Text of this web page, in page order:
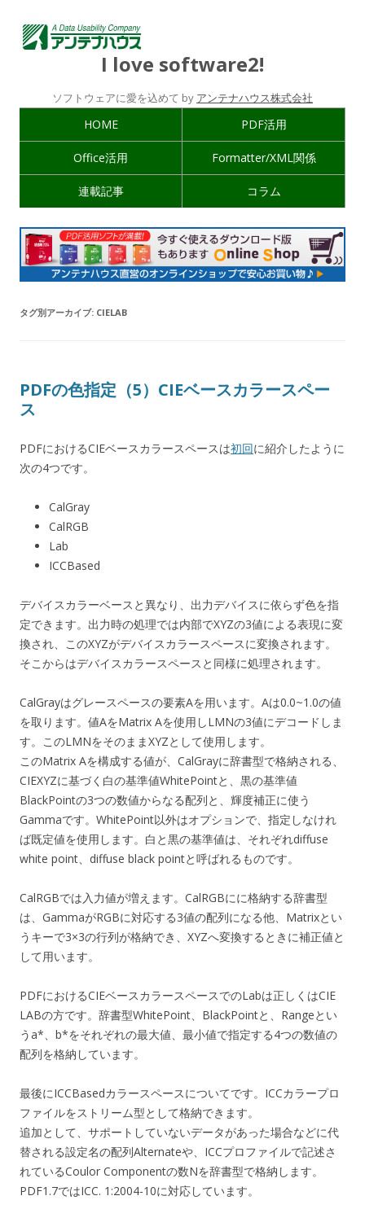
I love software2!
ソフトウェアに愛を込めて by アンテナハウス株式会社
HOME PDF活用
Office活用 Formatter/XML関係
連載記事 コラム
タグ別アーカイブ: CIELAB
PDFの色指定（5）CIEベースカラースペー
ス
PDFにおけるCIEベースカラースペースは初回に紹介したように
次の4つです。
CalGray
CalRGB
Lab
ICCBased
デバイスカラーベースと異なり、出力デバイスに依らず色を指
定できます。出力時の処理では内部でXYZの3値による表現に変
換され、このXYZがデバイスカラースペースに変換されます。
そこからはデバイスカラースペースと同様に処理されます。
CalGrayはグレースペースの要素Aを用います。Aは0.0~1.0の値
を取ります。値AをMatrix Aを使用しLMNの3値にデコードしま
す。このLMNをそのままXYZとして使用します。
このMatrix Aを構成する値が、CalGrayに辞書型で格納される、
CIEXYZに基づく白の基準値WhitePointと、黒の基準値
BlackPointの3つの数値からなる配列と、輝度補正に使う
Gammaです。WhitePoint以外はオプションで、指定しなけれ
ば既定値を使用します。白と黒の基準値は、それぞれdiffuse
white point、diffuse black pointと呼ばれるものです。
CalRGBでは入力値が増えます。CalRGBにに格納する辞書型
は、GammaがRGBに対応する3値の配列になる他、Matrixとい
うキーで3×3の行列が格納でき、XYZへ変換するときに補正値と
して用います。
PDFにおけるCIEベースカラースペースでのLabは正しくはCIE
LABの方です。辞書型WhitePoint、BlackPointと、Rangeとい
うa*、b*をそれぞれの最大値、最小値で指定する4つの数値の
配列を格納しています。
最後にICCBasedカラースペースについてです。ICCカラープロ
ファイルをストリーム型として格納できます。
追加として、サポートしていないデータがあった場合などに代
替される設定名の配列Alternateや、ICCプロファイルで記述さ
れているCoulor Componentの数Nを辞書型で格納します。
PDF1.7ではICC. 1:2004-10に対応しています。